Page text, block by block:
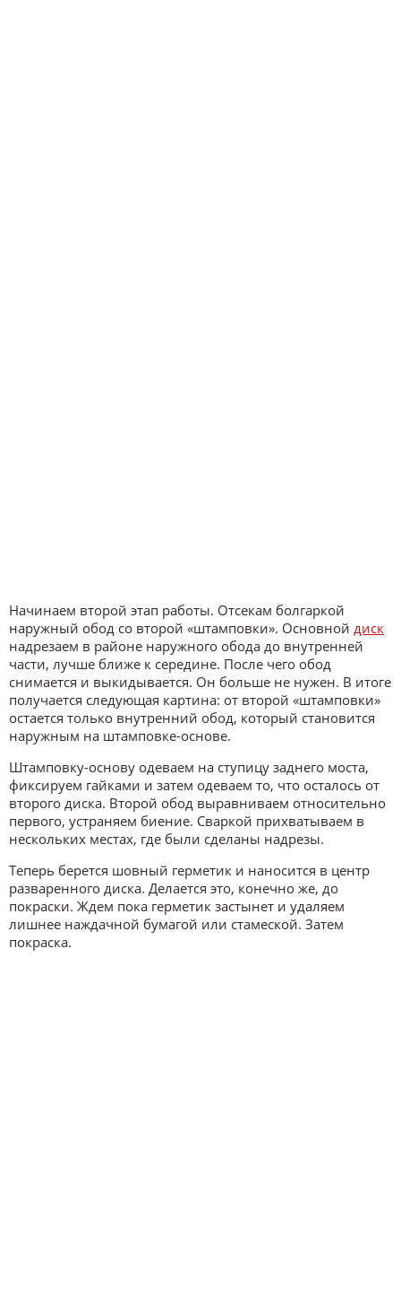
Начинаем второй этап работы. Отсекам болгаркой
наружный обод со второй «штамповки». Основной диск
надрезаем в районе наружного обода до внутренней
части, лучше ближе к середине. После чего обод
снимается и выкидывается. Он больше не нужен. В итоге
получается следующая картина: от второй «штамповки»
остается только внутренний обод, который становится
наружным на штамповке-основе.
Штамповку-основу одеваем на ступицу заднего моста,
фиксируем гайками и затем одеваем то, что осталось от
второго диска. Второй обод выравниваем относительно
первого, устраняем биение. Сваркой прихватываем в
нескольких местах, где были сделаны надрезы.
Теперь берется шовный герметик и наносится в центр
разваренного диска. Делается это, конечно же, до
покраски. Ждем пока герметик застынет и удаляем
лишнее наждачной бумагой или стамеской. Затем
покраска.